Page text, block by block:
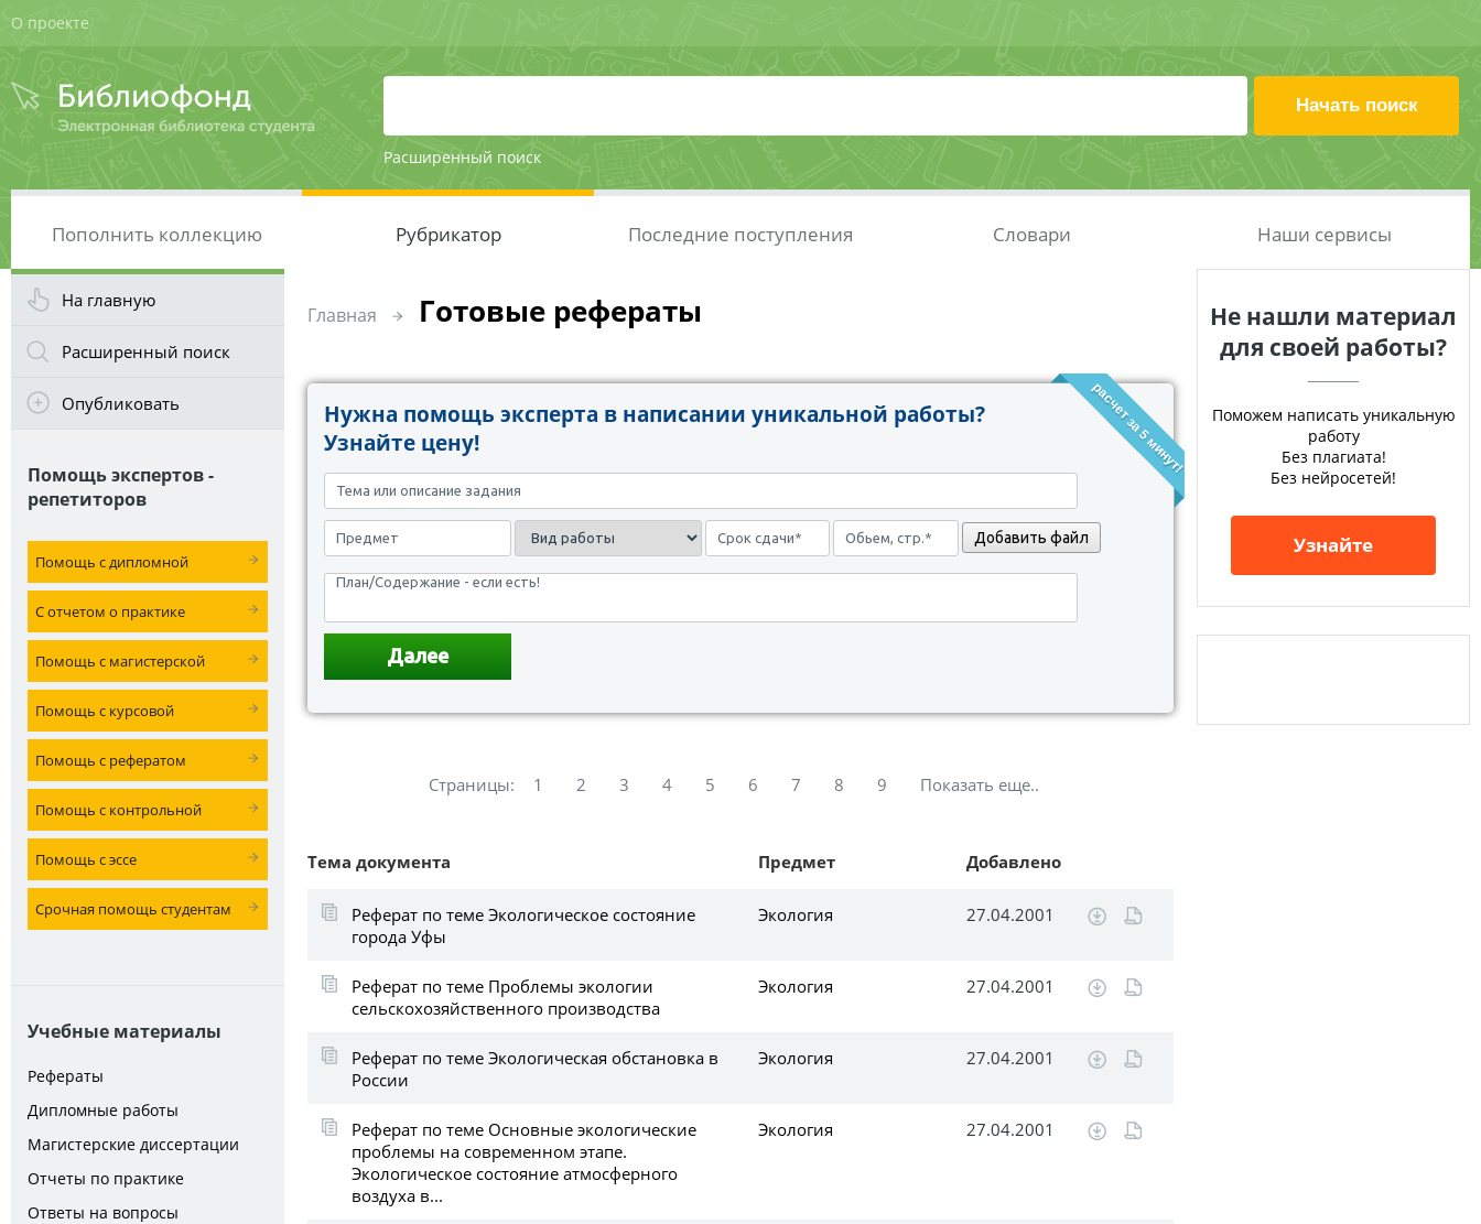
О проекте
Расширенный поиск
Пополнить коллекцию Рубрикатор Последние поступления Словари Наши сервисы
На главную
Расширенный поиск
Опубликовать
Помощь экспертов -
репетиторов
Помощь с дипломной
С отчетом о практике
Помощь с магистерской
Помощь с курсовой
Помощь с рефератом
Помощь с контрольной
Помощь с эссе
Срочная помощь студентам
Учебные материалы
Рефераты
Дипломные работы
Магистерские диссертации
Отчеты по практике
Ответы на вопросы
Главная Готовые рефераты
расчет за 5 минут!
Нужна помощь эксперта в написании уникальной работы?
Узнайте цену!
Добавить файл
Страницы: 1 2 3 4 5 6 7 8 9 Показать еще..
Тема документа Предмет Добавлено
Реферат по теме Экологическое состояние
города Уфы
Экология 27.04.2001
Реферат по теме Проблемы экологии
сельскохозяйственного производства
Экология 27.04.2001
Реферат по теме Экологическая обстановка в
России
Экология 27.04.2001
Реферат по теме Основные экологические
проблемы на современном этапе.
Экологическое состояние атмосферного
воздуха в...
Экология 27.04.2001
Не нашли материал
для своей работы?
Поможем написать уникальную
работу
Без плагиата!
Без нейросетей!
Узнайте